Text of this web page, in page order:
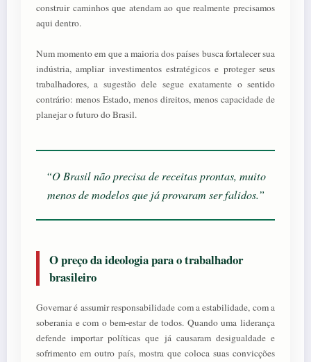
construir caminhos que atendam ao que realmente precisamos
aqui dentro.
Num momento em que a maioria dos países busca fortalecer sua
indústria, ampliar investimentos estratégicos e proteger seus
trabalhadores, a sugestão dele segue exatamente o sentido
contrário: menos Estado, menos direitos, menos capacidade de
planejar o futuro do Brasil.
“O Brasil não precisa de receitas prontas, muito
menos de modelos que já provaram ser falidos.”
O preço da ideologia para o trabalhador
brasileiro
Governar é assumir responsabilidade com a estabilidade, com a
soberania e com o bem-estar de todos. Quando uma liderança
defende importar políticas que já causaram desigualdade e
sofrimento em outro país, mostra que coloca suas convicções